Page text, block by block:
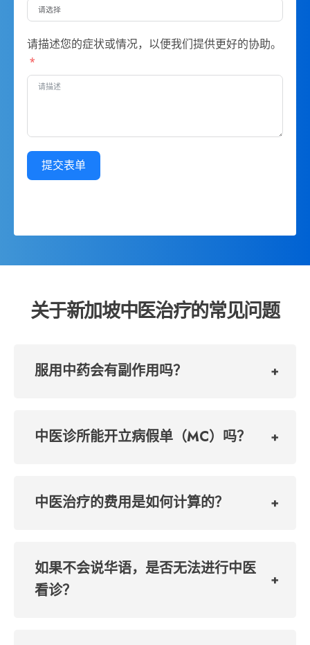
请描述您的症状或情况，以便我们提供更好的协助。
提交表单
关于新加坡中医治疗的常见问题
服用中药会有副作用吗？
中医诊所能开立病假单（MC）吗？
中医治疗的费用是如何计算的？
如果不会说华语，是否无法进行中医
看诊？